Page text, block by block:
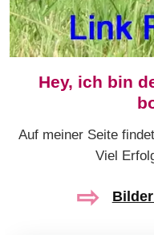
Hey, ich bin
Auf meiner Seite
Viel
⇨